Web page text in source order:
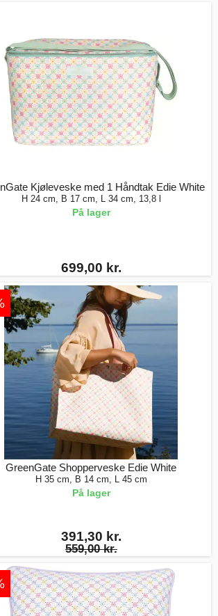
Kjøleveske med 1 Håndtak Edie White
H 24 cm, B 17 cm, L 34 cm, 13,8 l
På lager
699,00 kr.
GreenGate Shopperveske Edie White
H 35 cm, B 14 cm, L 45 cm
På lager
391,30 kr.
559,00 kr.